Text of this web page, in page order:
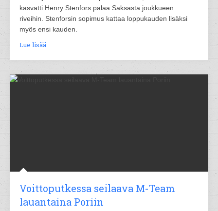
kasvatti Henry Stenfors palaa Saksasta joukkueen
riveihin. Stenforsin sopimus kattaa loppukauden lisäksi
myös ensi kauden.
Lue lisää
Voittoputkessa seilaava M-Team
lauantaina Poriin